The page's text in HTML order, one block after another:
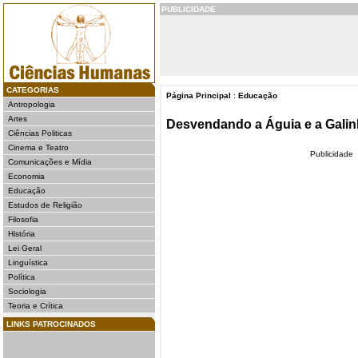
CATEGORIAS
Antropologia
Artes
Ciências Politicas
Cinema e Teatro
Comunicações e Mídia
Economia
Educação
Estudos de Religião
Filosofia
História
Lei Geral
Linguística
Política
Sociologia
Teoria e Crítica
LINKS PATROCINADOS
PUBLICIDADE
Página Principal : Educação
Desvendando a Águia e a
Publicidade